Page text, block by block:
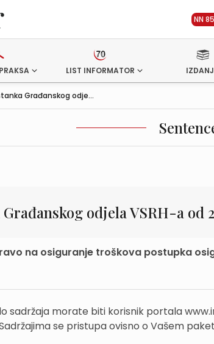
NN
LIST INFORMATOR
Građanskog odje...
odjela VSRH-a od
na osiguranje troškova postupka
sadržaja morate biti korisnik portala
se pristupa ovisno o Vašem